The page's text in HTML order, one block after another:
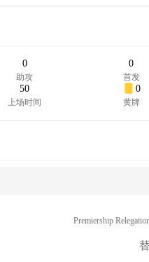
0
助攻
0
首发
50
上场时间
0
黄牌
Premiership